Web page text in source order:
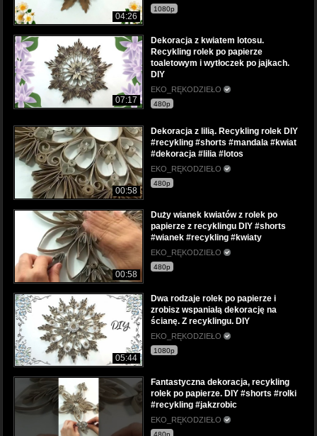
04:26
1080p
07:17
Dekoracja z kwiatem lotosu.
Recykling rolek po papierze
toaletowym i wytłoczek po jajkach.
DIY
EKO_RĘKODZIEŁO
480p
00:58
Dekoracja z lilią. Recykling rolek DIY
#recykling #shorts #mandala #kwiat
#dekoracja #lilia #lotos
EKO_RĘKODZIEŁO
480p
00:58
Duży wianek kwiatów z rolek po
papierze z recyklingu DIY #shorts
#wianek #recykling #kwiaty
EKO_RĘKODZIEŁO
480p
05:44
Dwa rodzaje rolek po papierze i
zrobisz wspaniałą dekorację na
ścianę. Z recyklingu. DIY
EKO_RĘKODZIEŁO
1080p
Fantastyczna dekoracja, recykling
rolek po papierze. DIY #shorts #rolki
#recykling #jakzrobic
EKO_RĘKODZIEŁO